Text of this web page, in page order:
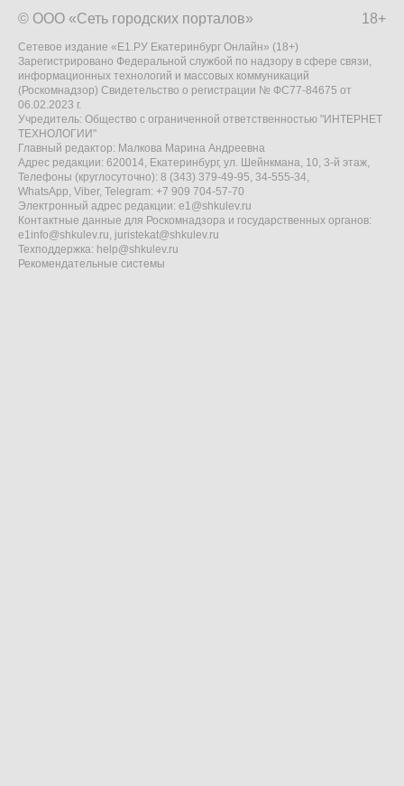
18+
© ООО «Сеть городских порталов»
Сетевое издание «Е1.РУ Екатеринбург Онлайн» (18+)
Зарегистрировано Федеральной службой по надзору в сфере связи,
информационных технологий и массовых коммуникаций
(Роскомнадзор) Свидетельство о регистрации № ФС77-84675 от
06.02.2023 г.
Учредитель: Общество с ограниченной ответственностью "ИНТЕРНЕТ
ТЕХНОЛОГИИ"
Главный редактор: Малкова Марина Андреевна
Адрес редакции: 620014, Екатеринбург, ул. Шейнкмана, 10, 3-й этаж,
Телефоны (круглосуточно): 8 (343) 379-49-95, 34-555-34,
WhatsApp, Viber, Telegram: +7 909 704-57-70
Электронный адрес редакции: e1@shkulev.ru
Контактные данные для Роскомнадзора и государственных органов:
e1info@shkulev.ru, juristekat@shkulev.ru
Техподдержка: help@shkulev.ru
Рекомендательные системы